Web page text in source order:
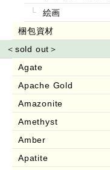
絵画
梱包資材
＜sold out＞
Agate
Apache Gold
Amazonite
Amethyst
Amber
Apatite